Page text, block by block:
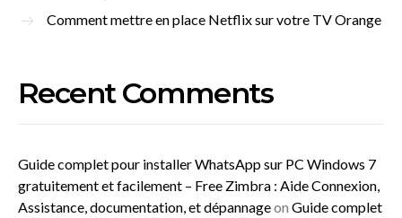
Comment mettre en place Netflix sur votre TV Orange
Recent Comments
Guide complet pour installer WhatsApp sur PC Windows 7
gratuitement et facilement – Free Zimbra : Aide Connexion,
Assistance, documentation, et dépannageon Guide complet